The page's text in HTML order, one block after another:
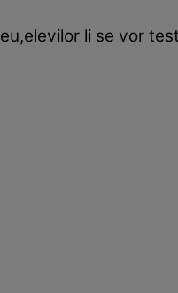
li se vor